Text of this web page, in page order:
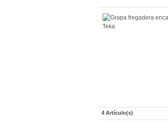
4 Artículo(s)